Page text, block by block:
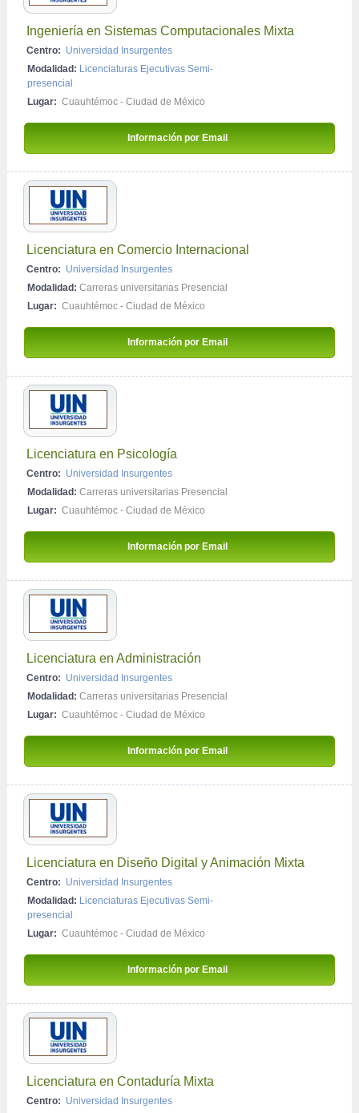
Ingeniería en Sistemas Computacionales Mixta
Centro: Universidad Insurgentes
Modalidad: Licenciaturas Ejecutivas Semi-
presencial
Lugar: Cuauhtémoc - Ciudad de México
Información por Email
Licenciatura en Comercio Internacional
Centro: Universidad Insurgentes
Modalidad: Carreras universitarias Presencial
Lugar: Cuauhtémoc - Ciudad de México
Información por Email
Licenciatura en Psicología
Centro: Universidad Insurgentes
Modalidad: Carreras universitarias Presencial
Lugar: Cuauhtémoc - Ciudad de México
Información por Email
Licenciatura en Administración
Centro: Universidad Insurgentes
Modalidad: Carreras universitarias Presencial
Lugar: Cuauhtémoc - Ciudad de México
Información por Email
Licenciatura en Diseño Digital y Animación Mixta
Centro: Universidad Insurgentes
Modalidad: Licenciaturas Ejecutivas Semi-
presencial
Lugar: Cuauhtémoc - Ciudad de México
Información por Email
Licenciatura en Contaduría Mixta
Centro: Universidad Insurgentes